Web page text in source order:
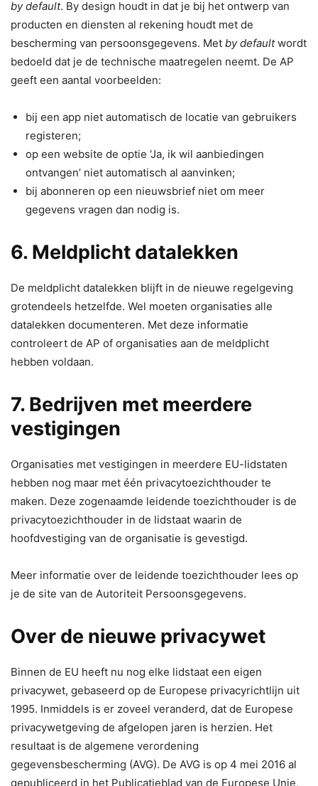
by default. By design houdt in dat je bij het ontwerp van
producten en diensten al rekening houdt met de
bescherming van persoonsgegevens. Met by defaultwordt
bedoeld dat je de technische maatregelen neemt. De AP
geeft een aantal voorbeelden:
bij een app niet automatisch de locatie van gebruikers
registeren;
op een website de optie ‘Ja, ik wil aanbiedingen
ontvangen’ niet automatisch al aanvinken;
bij abonneren op een nieuwsbrief niet om meer
gegevens vragen dan nodig is.
6. Meldplicht datalekken
De meldplicht datalekken blijft in de nieuwe regelgeving
grotendeels hetzelfde. Wel moeten organisaties alle
datalekken documenteren. Met deze informatie
controleert de AP of organisaties aan de meldplicht
hebben voldaan.
7. Bedrijven met meerdere
vestigingen
Organisaties met vestigingen in meerdere EU-lidstaten
hebben nog maar met één privacytoezichthouder te
maken. Deze zogenaamde leidende toezichthouder is de
privacytoezichthouder in de lidstaat waarin de
hoofdvestiging van de organisatie is gevestigd.
Meer informatie over de leidende toezichthouder lees op
je de site van de Autoriteit Persoonsgegevens.
Over de nieuwe privacywet
Binnen de EU heeft nu nog elke lidstaat een eigen
privacywet, gebaseerd op de Europese privacyrichtlijn uit
1995. Inmiddels is er zoveel veranderd, dat de Europese
privacywetgeving de afgelopen jaren is herzien. Het
resultaat is de algemene verordening
gegevensbescherming (AVG). De AVG is op 4 mei 2016 al
gepubliceerd in het Publicatieblad van de Europese Unie,